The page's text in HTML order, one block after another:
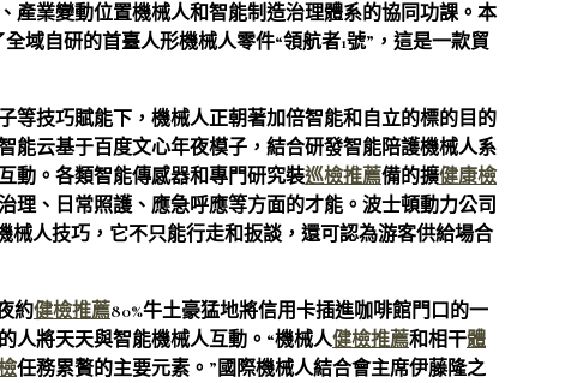
產業變動位置機械人和智能制造治理體系的協同功課。本
域自研的首臺人形機械人零件“領航者1號”，這是一款貿
等技巧賦能下，機械人正朝著加倍智能和自立的標的目的
能云基于百度文心年夜模子，結合研發智能陪護機械人系
動。各類智能傳感器和專門研究裝巡檢推薦備的擴健康檢
理、日常照護、應急呼應等方面的才能。波士頓動力公司
械人技巧，它不只能行走和扳談，還可認為游客供給場合
約健檢推薦80%牛土豪猛地將信用卡插進咖啡館門口的一
人將天天與智能機械人互動。“機械人健檢推薦和相干體
任務累贅的主要元素。”國際機械人結合會主席伊藤隆之